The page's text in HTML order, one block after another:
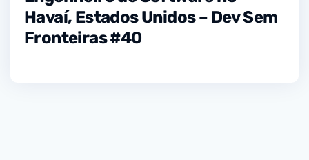
Havaí, Estados Unidos – Dev Sem
Fronteiras #40